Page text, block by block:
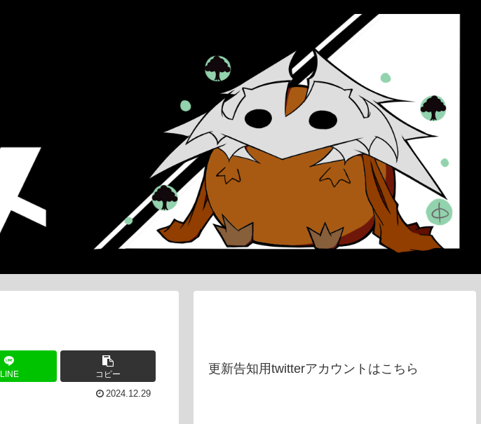
LINE コピー
2024.12.29
更新告知用twitterアカウントはこちら